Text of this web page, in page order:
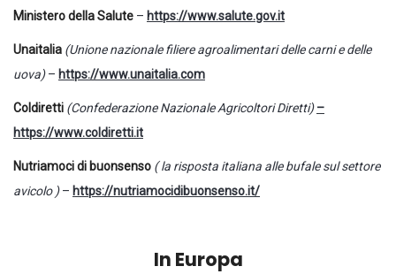
Ministero della Salute – https://www.salute.gov.it
Unaitalia (Unione nazionale filiere agroalimentari delle carni e delle
uova)– https://www.unaitalia.com
Coldiretti (Confederazione Nazionale Agricoltori Diretti)–
https://www.coldiretti.it
Nutriamoci di buonsenso (la risposta italiana alle bufale sul settore
avicolo )– https://nutriamocidibuonsenso.it/
In Europa